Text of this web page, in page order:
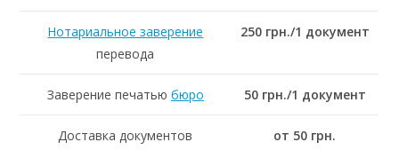
Нотариальное заверение
перевода
250 грн./1 документ
Заверение печатью бюро 50 грн./1 документ
Доставка документов от 50 грн.